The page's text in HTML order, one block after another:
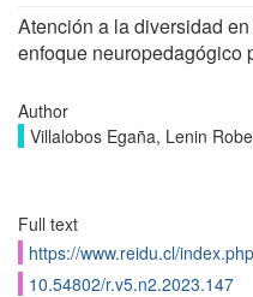
Atención a la diversidad
enfoque neuropedagógico
Author
Villalobos Egaña, Lenin
Full text
https://www.reidu.cl/
10.54802/r.v5.n2.2023.147